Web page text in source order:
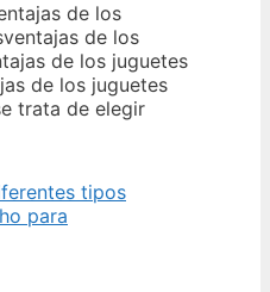
de los
de los
de los juguetes
de los juguetes
trata de elegir